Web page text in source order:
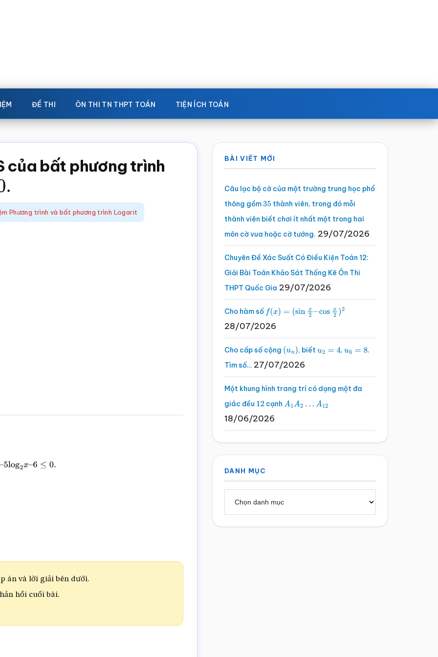
ĐỀ THI ÔN THI TN THPT TOÁN TIỆN ÍCH TOÁN
của bất phương trình
Phương trình và bất phương trình Logarit
–5log2x 6 ≤0.
án và lời giải bên dưới.
hồi cuối bài.
Sidebar
chính
BÀI VIẾT MỚI
Câu lạc bộ cờ của một trường trung học phổ
thông gồm35 thành viên, trong đó mỗi
thành viên biết chơi ít nhất một trong hai
môn cờ vua hoặc cờ tướng. 29/07/2026
Chuyên Đề Xác Suất Có Điều Kiện Toán 12:
Giải Bài Toán Khảo Sát Thống Kê Ôn Thi
THPT Quốc Gia 29/07/2026
Cho hàm số f(x)=(sinx2 –cosx2 )2
28/07/2026
Cho cấp số cộng (un), biếtu2 =4 , u6 =8
.
Tìm số… 27/07/2026
Một khung hình trang trí có dạng một đa
giác đều 12 cạnh A1A2…A 12
18/06/2026
DANH MỤC